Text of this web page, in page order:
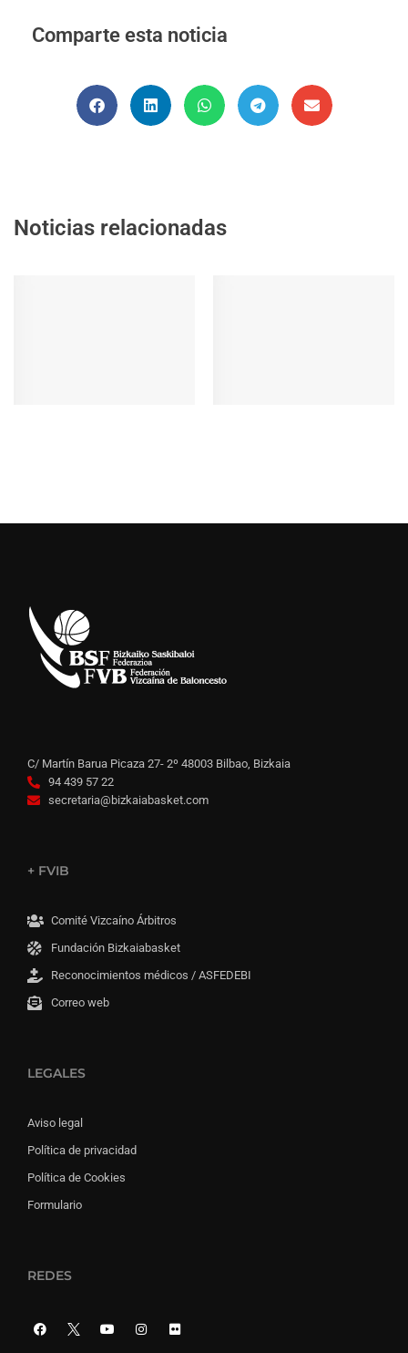
Comparte esta noticia
Noticias relacionadas
C/ Martín Barua Picaza 27- 2º 48003 Bilbao, Bizkaia
94 439 57 22
secretaria@bizkaiabasket.com
+ FVIB
Comité Vizcaíno Árbitros
Fundación Bizkaiabasket
Reconocimientos médicos / ASFEDEBI
Correo web
LEGALES
Aviso legal
Política de privacidad
Política de Cookies
Formulario
REDES